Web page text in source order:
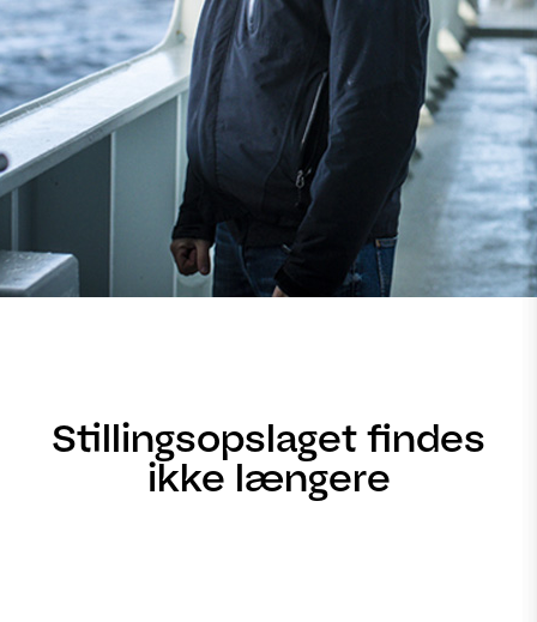
Stillingsopslaget findes
ikke længere